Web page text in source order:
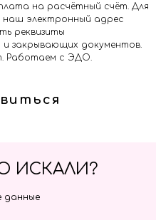
на расчётный счёт. Для
электронный адрес
реквизиты
и закрывающих документов.
Работаем с ЭДО.
ИСКАЛИ?
данные